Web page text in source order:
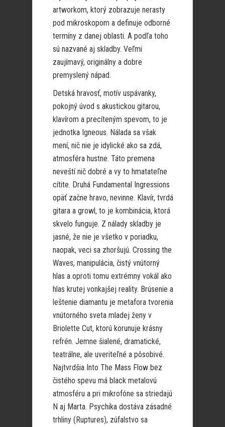
artworkom, ktorý zobrazuje nerasty
pod mikroskopom a definuje odborné
termíny z danej oblasti. A podľa toho
sú nazvané aj skladby. Veľmi
zaujímavý, originálny a dobre
premyslený nápad.
Detská hravosť, motív uspávanky,
pokojný úvod s akustickou gitarou,
klavírom a precíteným spevom, to je
jednotka Igneous. Nálada sa však
mení, nič nie je idylické ako sa zdá,
atmosféra hustne. Táto premena
neveští nič dobré a vy to hmatateľne
cítite. Druhá Fundamental Ingressions
opäť začne hravo, nevinne. Klavír, tvrdá
gitara a growl, to je kombinácia, ktorá
skvelo funguje. Z nálady skladby je
jasné, že nie je všetko v poriadku,
naopak, veci sa zhoršujú. Crossing the
Waves, manipulácia, čistý vnútorný
hlas a oproti tomu extrémny vokál ako
hlas krutej vonkajšej reality. Brúsenie a
leštenie diamantu je metafora tvorenia
vnútorného sveta mladej ženy v
Briolette Cut, ktorú korunuje krásny
refrén. Jemne šialené, dramatické,
teatrálne, ale uveriteľné a pôsobivé.
Najtvrdšia Into The Mass Flow bez
čistého spevu má black metalovú
atmosféru a pri mikrofóne sa striedajú
N aj Marta. Psychika dostáva zásadné
trhliny (Ruptures), zúfalstvo sa